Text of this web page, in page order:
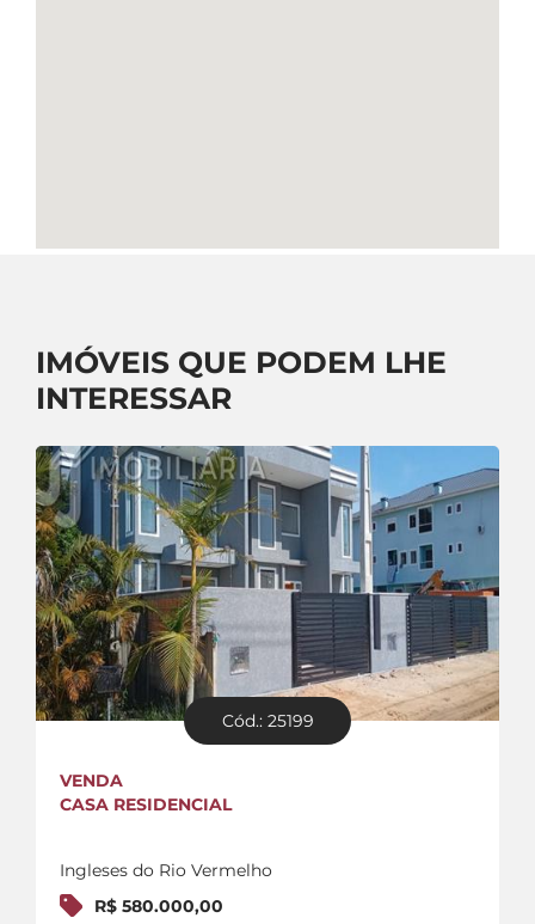
IMÓVEIS QUE PODEM LHE
INTERESSAR
Cód.: 25199
VENDA
CASA RESIDENCIAL
Ingleses do Rio Vermelho
R$ 580.000,00